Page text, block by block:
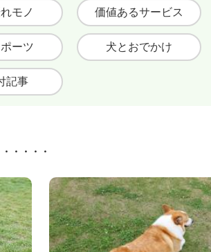
モノ 価値あるサービス
ーツ 犬とおでかけ
記事